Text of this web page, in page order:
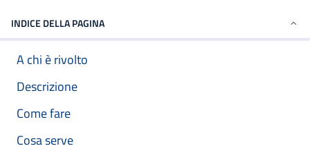
INDICE DELLA PAGINA
A chi è rivolto
Descrizione
Come fare
Cosa serve